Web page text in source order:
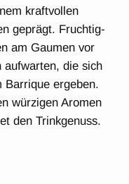
kraftvollen
geprägt. Fruchtig-
am Gaumen vor
aufwarten, die sich
Barrique ergeben.
würzigen Aromen
den Trinkgenuss.